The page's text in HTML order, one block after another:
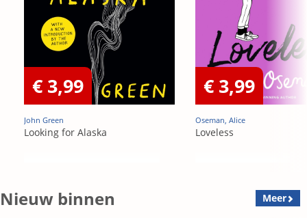
€ 3,99
John Green
Looking for Alaska
€ 3,99
Oseman, Alice
Loveless
Nieuw binnen Meer